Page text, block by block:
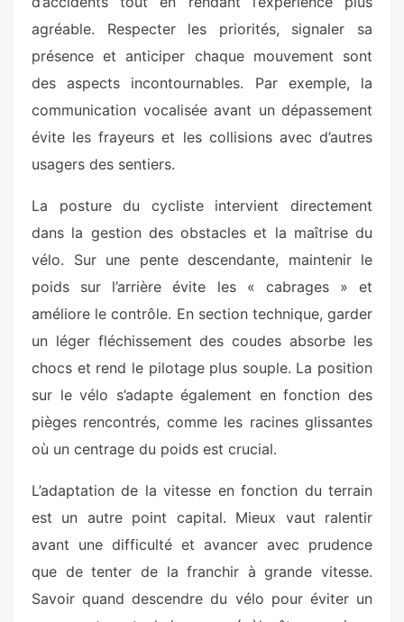
agréable. Respecter les priorités, signaler sa
présence et anticiper chaque mouvement sont
des aspects incontournables. Par exemple, la
communication vocalisée avant un dépassement
évite les frayeurs et les collisions avec d’autres
usagers des sentiers.
La posture du cycliste intervient directement
dans la gestion des obstacles et la maîtrise du
vélo. Sur une pente descendante, maintenir le
poids sur l’arrière évite les « cabrages » et
améliore le contrôle. En section technique, garder
un léger fléchissement des coudes absorbe les
chocs et rend le pilotage plus souple. La position
sur le vélo s’adapte également en fonction des
pièges rencontrés, comme les racines glissantes
où un centrage du poids est crucial.
L’adaptation de la vitesse en fonction du terrain
est un autre point capital. Mieux vaut ralentir
avant une difficulté et avancer avec prudence
que de tenter de la franchir à grande vitesse.
Savoir quand descendre du vélo pour éviter un